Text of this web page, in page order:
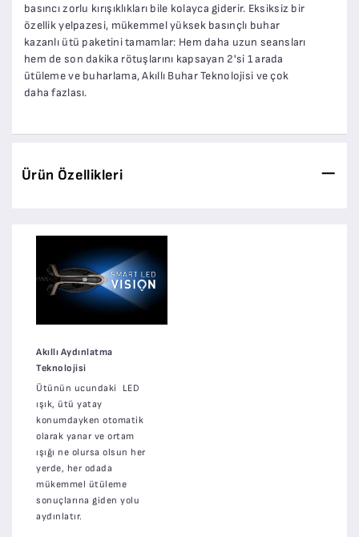
basıncı zorlu kırışıklıkları bile kolayca giderir. Eksiksiz bir
özellik yelpazesi, mükemmel yüksek basınçlı buhar
kazanlı ütü paketini tamamlar: Hem daha uzun seansları
hem de son dakika rötuşlarını kapsayan 2'si 1 arada
ütüleme ve buharlama, Akıllı Buhar Teknolojisi ve çok
daha fazlası.
Ürün Özellikleri
Akıllı Aydınlatma
Teknolojisi
Ütünün ucundaki LED
ışık, ütü yatay
konumdayken otomatik
olarak yanar ve ortam
ışığı ne olursa olsun her
yerde, her odada
mükemmel ütüleme
sonuçlarına giden yolu
aydınlatır.